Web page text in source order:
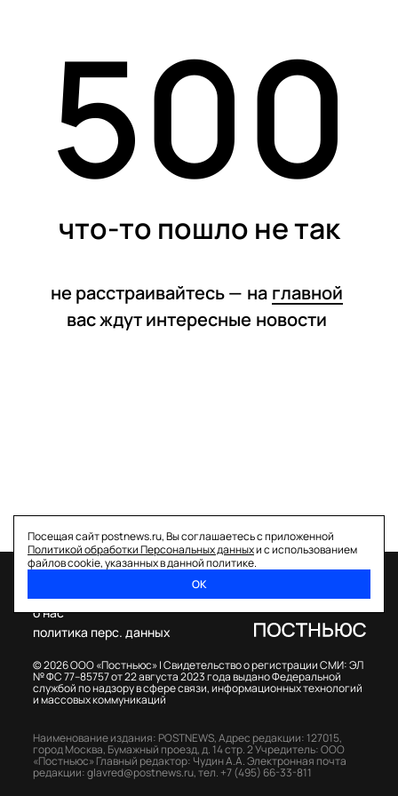
статьи
500
что-то пошло не так
не расстраивайтесь — на главной
вас ждут интересные новости
Посещая сайт postnews.ru, Вы соглашаетесь с приложенной
Политикой обработки Персональных данныхи с использованием
файлов cookie, указанных в данной политике.
ОК
© 2026 ООО «Постньюс» |Свидетельство о регистрации СМИ: ЭЛ
№ ФС 77–85757 от 22 августа 2023 года выдано Федеральной
службой по надзору в сфере связи, информационных технологий
и массовых коммуникаций
о нас
политика перс. данных
Наименование издания: POSTNEWS,Адрес редакции: 127015,
город Москва, Бумажный проезд, д. 14 стр. 2Учредитель: ООО
«Постньюс» Главный редактор: Чудин А.А.Электронная почта
редакции:glavred@postnews.ru,тел. +7 (495) 66-33-811